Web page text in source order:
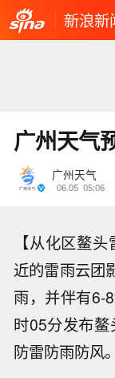
新浪新
广州天气
广州天气
06.05 05:06
【从化区鳌
近的雷雨云团
雨，并伴有6-
时05分发布
防雷防雨防风。